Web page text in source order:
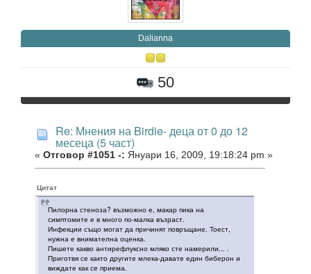
Daliаnna
50
Re: Мнения на Birdie- деца от 0 до 12
месеца (5 част)
« Отговор #1051 -: Януари 16, 2009, 19:18:24 pm »
Цитат
Пилорна стеноза? възможно е, макар пика на
симптомите е в много по-малка възраст.
Инфекции също могат да причинят повръщане. Тоест,
нужна е внимателна оценка.
Пишете какво антирефлуксно мляко сте намерили... .
Приготвя се както другите млека-давате един биберон и
виждате как се приема.